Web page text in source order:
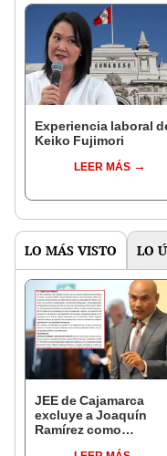
Experiencia laboral
Keiko Fujimori
LEER MÁS
LO MÁS VISTO LO
JEE de Cajamarca
excluye a Joaquín
Ramírez como